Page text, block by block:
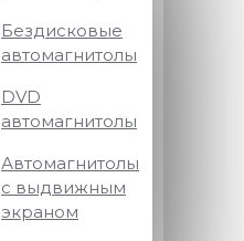
Бездисковые
автомагнитолы
DVD
автомагнитолы
Автомагнитолы
с выдвижным
экраном